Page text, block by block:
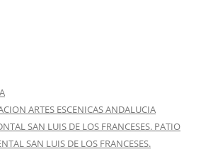
ARTES ESCENICAS ANDALUCIA
SAN LUIS DE LOS FRANCESES. PATIO
SAN LUIS DE LOS FRANCESES.